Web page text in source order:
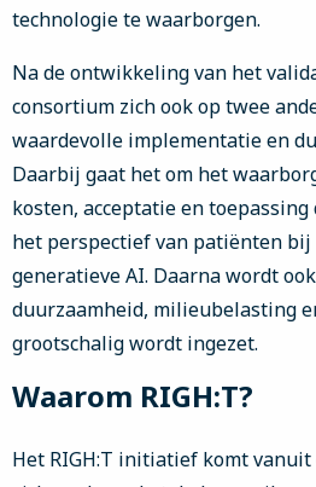
technologie te waarborgen.
Na de ontwikkeling van het
consortium zich ook op twee
waardevolle implementatie en
Daarbij gaat het om het
kosten, acceptatie en
het perspectief van patiënten
generatieve AI. Daarna wordt
duurzaamheid, milieubelasting
grootschalig wordt ingezet.
Waarom RIGH:T?
Het RIGH:T initiatief komt